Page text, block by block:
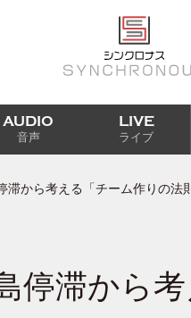
AUDIO
音声
LIVE
ライブ
滞から考える「チーム作りの法
停滞から